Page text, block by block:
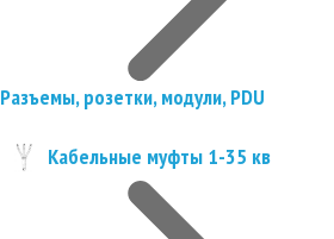
Разъемы, розетки, модули, PDU
Кабельные муфты 1-35 кв